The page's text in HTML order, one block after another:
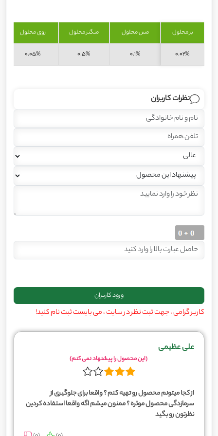
بر محلول مس محلول منگنز محلول روی محلول
0.02%
0.1%
0.5%
0.05%
نظرات کاربران
کاربر گرامی ، جهت ثبت نظر در سایت ، می بایست ثبت نام کنید!
علی عظیمی
(این محصول را پیشنهاد نمی کنم)
از کجا میتونم محصول رو تهیه کنم ؟ واقعا برای جلوگیری از
سرمازدگی محصول موثره ؟ ممنون میشم اگه واقعا استفاده کردین
نظرتون رو بگید